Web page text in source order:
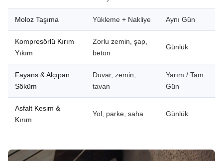
Moloz Taşıma Yükleme + Nakliye Aynı Gün
Kompresörlü Kırım
Yıkım
Zorlu zemin, şap,
beton
Günlük
Fayans & Alçıpan
Söküm
Duvar, zemin,
tavan
Yarım / Tam
Gün
Asfalt Kesim &
Kırım
Yol, parke, saha Günlük